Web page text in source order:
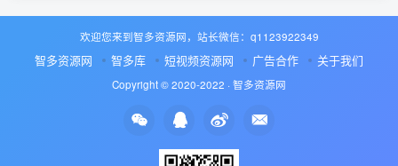
欢迎您来到智多资源网，站长微信：q1123922349
智多资源网 智多库 短视频资源网 广告合作 关于我们
Copyright © 2020-2022 · 智多资源网